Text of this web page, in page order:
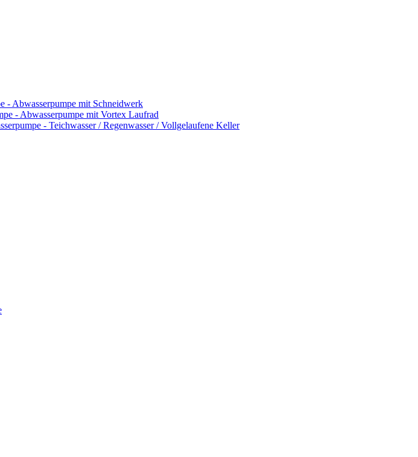
- Abwasserpumpe mit Schneidwerk
- Abwasserpumpe mit Vortex Laufrad
- Teichwasser / Regenwasser / Vollgelaufene Keller